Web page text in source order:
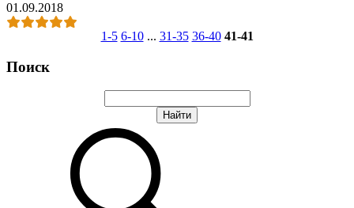
01.09.2018
1-5 6-10 ... 31-35 36-40 41-41
Поиск